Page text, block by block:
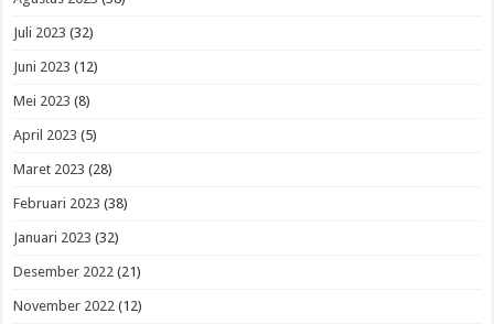
Juli 2023 (32)
Juni 2023 (12)
Mei 2023 (8)
April 2023 (5)
Maret 2023 (28)
Februari 2023 (38)
Januari 2023 (32)
Desember 2022 (21)
November 2022 (12)